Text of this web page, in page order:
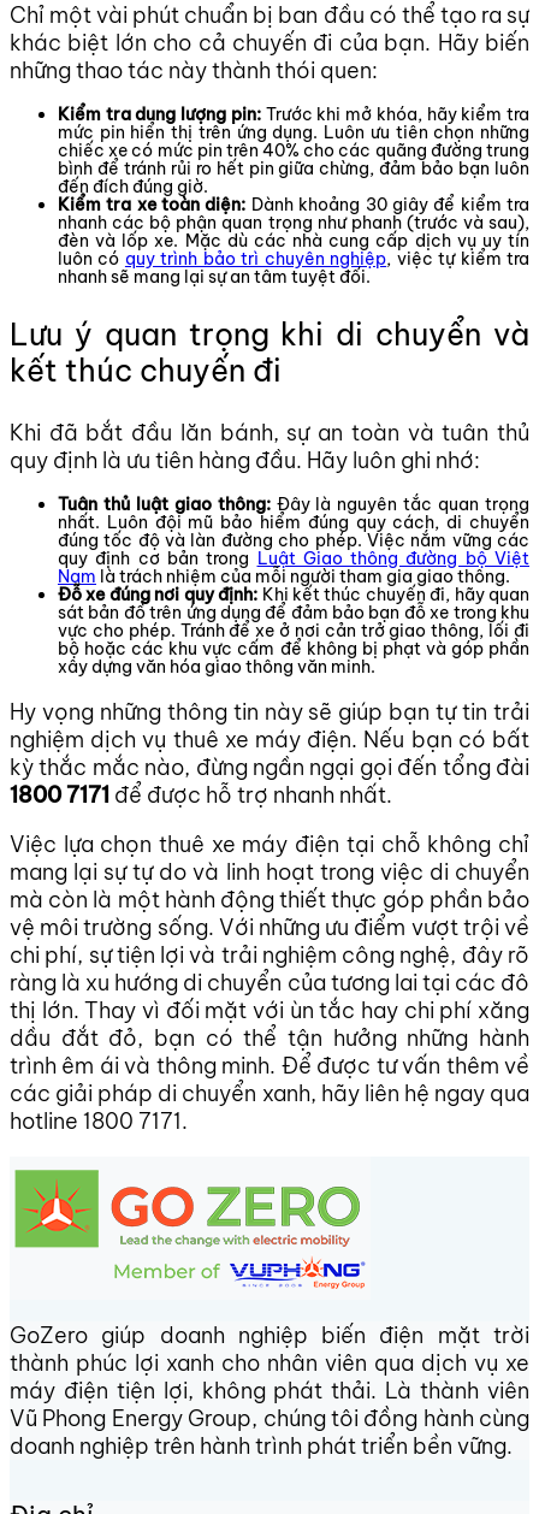
Chỉ một vài phút chuẩn bị ban đầu có thể tạo ra sự
khác biệt lớn cho cả chuyến đi của bạn. Hãy biến
những thao tác này thành thói quen:
Kiểm tra dung lượng pin:Trước khi mở khóa, hãy kiểm tra
mức pin hiển thị trên ứng dụng. Luôn ưu tiên chọn những
chiếc xe có mức pin trên 40% cho các quãng đường trung
bình để tránh rủi ro hết pin giữa chừng, đảm bảo bạn luôn
đến đích đúng giờ.
Kiểm tra xe toàn diện: Dành khoảng 30 giây để kiểm tra
nhanh các bộ phận quan trọng như phanh (trước và sau),
đèn và lốp xe. Mặc dù các nhà cung cấp dịch vụ uy tín
luôn có quy trình bảo trì chuyên nghiệp, việc tự kiểm tra
nhanh sẽ mang lại sự an tâm tuyệt đối.
Lưu ý quan trọng khi di chuyển và
kết thúc chuyến đi
Khi đã bắt đầu lăn bánh, sự an toàn và tuân thủ
quy định là ưu tiên hàng đầu. Hãy luôn ghi nhớ:
Tuân thủ luật giao thông:Đây là nguyên tắc quan trọng
nhất. Luôn đội mũ bảo hiểm đúng quy cách, di chuyển
đúng tốc độ và làn đường cho phép. Việc nắm vững các
quy định cơ bản trong Luật Giao thông đường bộ Việt
Nam là trách nhiệm của mỗi người tham gia giao thông.
Đỗ xe đúng nơi quy định: Khi kết thúc chuyến đi, hãy quan
sát bản đồ trên ứng dụng để đảm bảo bạn đỗ xe trong khu
vực cho phép. Tránh để xe ở nơi cản trở giao thông, lối đi
bộ hoặc các khu vực cấm để không bị phạt và góp phần
xây dựng văn hóa giao thông văn minh.
Hy vọng những thông tin này sẽ giúp bạn tự tin trải
nghiệm dịch vụ thuê xe máy điện. Nếu bạn có bất
kỳ thắc mắc nào, đừng ngần ngại gọi đến tổng đài
1800 7171 để được hỗ trợ nhanh nhất.
Việc lựa chọn thuê xe máy điện tại chỗ không chỉ
mang lại sự tự do và linh hoạt trong việc di chuyển
mà còn là một hành động thiết thực góp phần bảo
vệ môi trường sống. Với những ưu điểm vượt trội về
chi phí, sự tiện lợi và trải nghiệm công nghệ, đây rõ
ràng là xu hướng di chuyển của tương lai tại các đô
thị lớn. Thay vì đối mặt với ùn tắc hay chi phí xăng
dầu đắt đỏ, bạn có thể tận hưởng những hành
trình êm ái và thông minh. Để được tư vấn thêm về
các giải pháp di chuyển xanh, hãy liên hệ ngay qua
hotline 1800 7171.
GoZero giúp doanh nghiệp biến điện mặt trời
thành phúc lợi xanh cho nhân viên qua dịch vụ xe
máy điện tiện lợi, không phát thải. Là thành viên
Vũ Phong Energy Group, chúng tôi đồng hành cùng
doanh nghiệp trên hành trình phát triển bền vững.